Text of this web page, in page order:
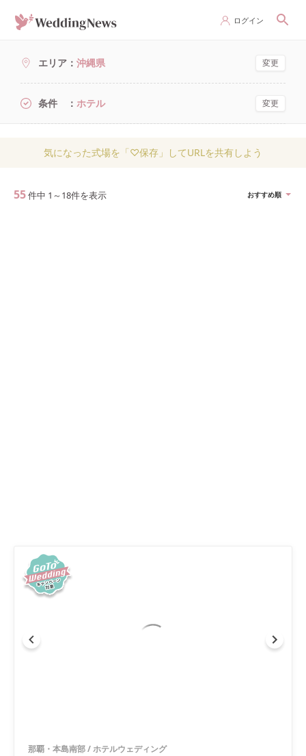
ログイン
エリア 沖縄県 変更
条件 ホテル 変更
気になった式場を「♡保存」してURLを共有しよう
55件中 1 ～ 18件を表示 おすすめ順
那覇・本島南部/ホテルウェディング